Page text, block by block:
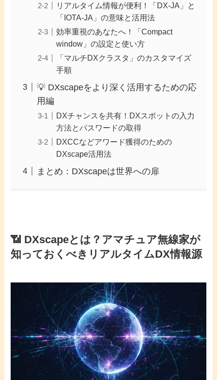
リアルタイム情報が便利！「DX-JA」と
「IOTA-JA」の意味と活用法
効率重視のあなたへ！「Compact
window」の設定と使い方
「マルチDXクラスタ」のカスタマイズ
手順
💡 DXscapeをより深く活用するための応
用編
DXチャンスを共有！DXスポットの入力
方法とパスワードの取得
DXCCなどアワード獲得のための
DXscape活用法
まとめ：DXscapeは世界への扉
📶 DXscapeとは？アマチュア無線家が
知っておくべきリアルタイムDX情報源